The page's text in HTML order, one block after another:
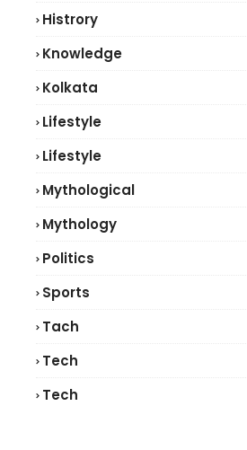
Histrory
Knowledge
Kolkata
Lifestyle
Lifestyle
Mythological
Mythology
Politics
Sports
Tach
Tech
Tech